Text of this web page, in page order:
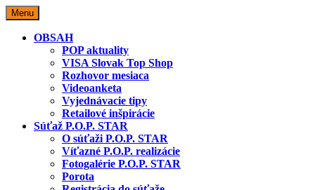
Skip
to
content
Menu
OBSAH
POP aktuality
VISA Slovak Top Shop
Rozhovor mesiaca
Videoanketa
Vyjednávacie tipy
Retailové inšpirácie
Súťaž P.O.P. STAR
O súťaži P.O.P. STAR
Víťazné P.O.P. realizácie
Fotogalérie P.O.P. STAR
Porota